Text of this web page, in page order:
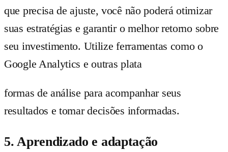
que precisa de ajuste, você não poderá otimizar
suas estratégias e garantir o melhor retorno sobre
seu investimento. Utilize ferramentas como o
Google Analytics e outras plata
formas de análise para acompanhar seus
resultados e tomar decisões informadas.
5. Aprendizado e adaptação